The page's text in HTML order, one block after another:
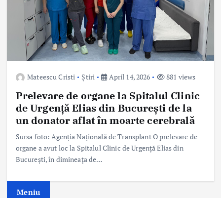
Mateescu Cristi Știri April 14, 2026 881 views
Prelevare de organe la Spitalul Clinic
de Urgență Elias din București de la
un donator aflat în moarte cerebrală
Sursa foto: Agenția Națională de Transplant O prelevare de
organe a avut loc la Spitalul Clinic de Urgență Elias din
București, în dimineața de…
Meniu